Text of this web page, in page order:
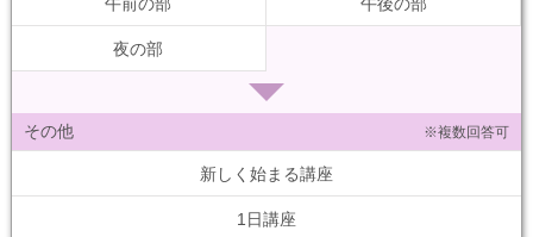
夜の部
その他 ※複数回答可
新しく始まる講座
1日講座